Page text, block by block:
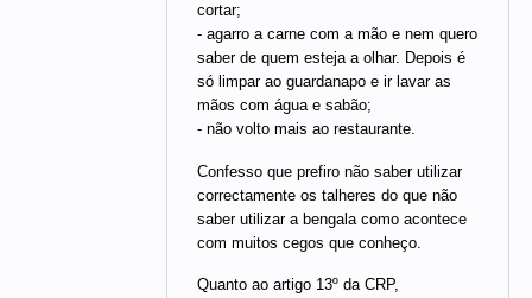
cortar;
- agarro a carne com a mão e nem quero
saber de quem esteja a olhar. Depois é
só limpar ao guardanapo e ir lavar as
mãos com água e sabão;
- não volto mais ao restaurante.
Confesso que prefiro não saber utilizar
correctamente os talheres do que não
saber utilizar a bengala como acontece
com muitos cegos que conheço.
Quanto ao artigo 13º da CRP,